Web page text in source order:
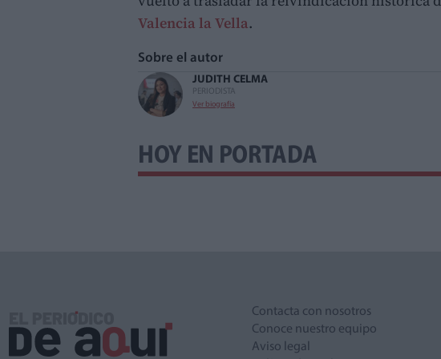
Valencia la Vella.
Sobre el autor
JUDITH CELMA
PERIODISTA
Ver biografía
HOY EN PORTADA
Contacta con nosotros
Conoce nuestro equipo
Aviso legal